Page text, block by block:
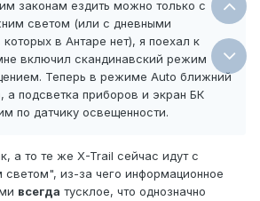
законам ездить можно только с
светом (или с дневными
в Антаре нет), я поехал к
включил скандинавский режим
Теперь в режиме Auto ближний
а подсветка приборов и экран БК
по датчику освещенности.
а то те же X-Trail сейчас идут с
из-за чего информационное
всегда тусклое, что однозначно